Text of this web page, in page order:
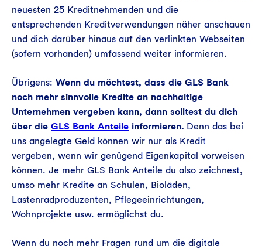
neuesten 25 Kreditnehmenden und die
entsprechenden Kreditverwendungen näher anschauen
und dich darüber hinaus auf den verlinkten Webseiten
(sofern vorhanden) umfassend weiter informieren.
Übrigens: Wenn du möchtest, dass die GLS Bank
noch mehr sinnvolle Kredite an nachhaltige
Unternehmen vergeben kann, dann solltest du dich
über die GLS Bank Anteile informieren. Denn das bei
uns angelegte Geld können wir nur als Kredit
vergeben, wenn wir genügend Eigenkapital vorweisen
können. Je mehr GLS Bank Anteile du also zeichnest,
umso mehr Kredite an Schulen, Bioläden,
Lastenradproduzenten, Pflegeeinrichtungen,
Wohnprojekte usw. ermöglichst du.
Wenn du noch mehr Fragen rund um die digitale